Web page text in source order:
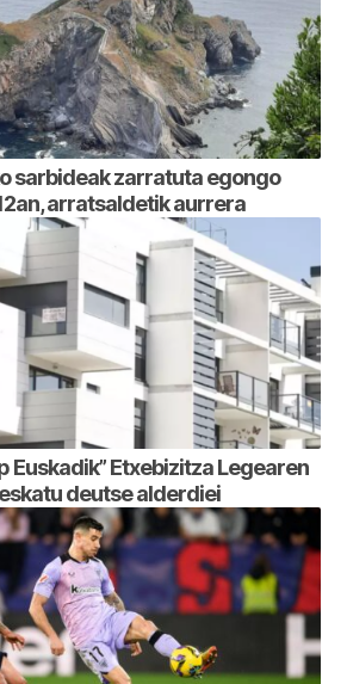
sarbideak zarratuta egongo
arratsaldetik aurrera
Euskadik” Etxebizitza Legearen
deutse alderdiei